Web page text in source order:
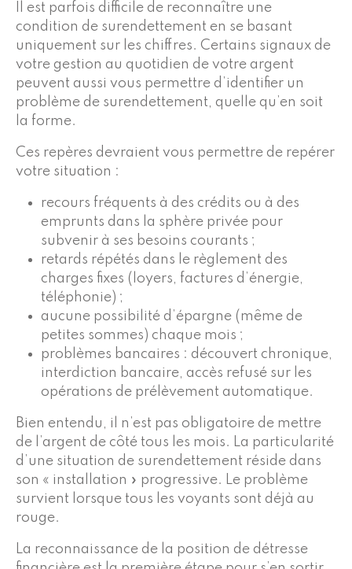
Il est parfois difficile de reconnaître une
condition de surendettement en se basant
uniquement sur les chiffres. Certains signaux de
votre gestion au quotidien de votre argent
peuvent aussi vous permettre d’identifier un
problème de surendettement, quelle qu’en soit
la forme.
Ces repères devraient vous permettre de repérer
votre situation :
recours fréquents à des crédits ou à des
emprunts dans la sphère privée pour
subvenir à ses besoins courants ;
retards répétés dans le règlement des
charges fixes (loyers, factures d’énergie,
téléphonie) ;
aucune possibilité d’épargne (même de
petites sommes) chaque mois ;
problèmes bancaires : découvert chronique,
interdiction bancaire, accès refusé sur les
opérations de prélèvement automatique.
Bien entendu, il n’est pas obligatoire de mettre
de l’argent de côté tous les mois. La particularité
d’une situation de surendettement réside dans
son « installation » progressive. Le problème
survient lorsque tous les voyants sont déjà au
rouge.
La reconnaissance de la position de détresse